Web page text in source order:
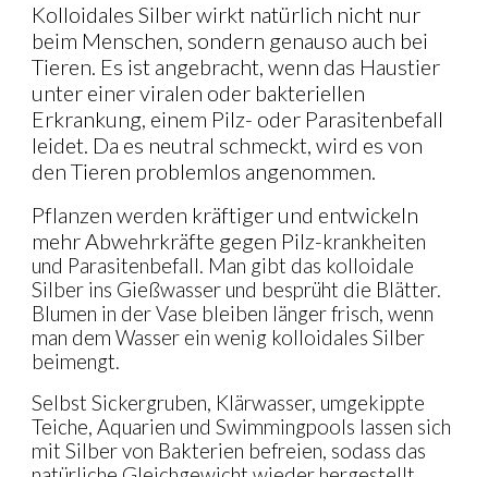
Kolloidales Silber wirkt natürlich nicht nur
beim Menschen, sondern genauso auch bei
Tieren. Es ist angebracht, wenn das Haustier
unter einer viralen oder bakteriellen
Erkrankung, einem Pilz- oder Parasitenbefall
leidet. Da es neutral schmeckt, wird es von
den Tieren problemlos angenommen.
Pflanzen werden kräftiger und entwickeln
mehr Abwehrkräfte gegen Pilz-krankheiten
und Parasitenbefall. Man gibt das kolloidale
Silber ins Gießwasser und besprüht die Blätter.
Blumen in der Vase bleiben länger frisch, wenn
man dem Wasser ein wenig kolloidales Silber
beimengt.
Selbst Sickergruben, Klärwasser, umgekippte
Teiche, Aquarien und Swimmingpools lassen sich
mit Silber von Bakterien befreien, sodass das